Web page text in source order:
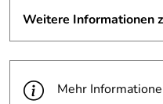
Weitere Informationen
Mehr